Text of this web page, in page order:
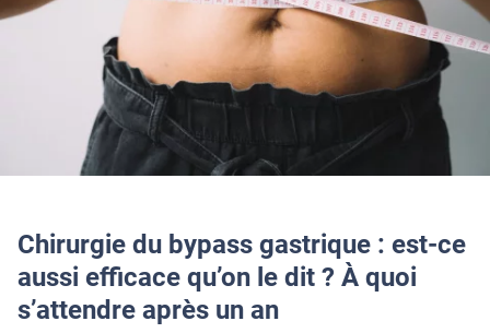
Chirurgie du bypass gastrique : est-ce
aussi efficace qu’on le dit ? À quoi
s’attendre après un an